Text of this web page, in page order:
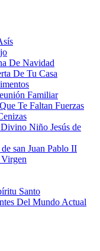
De Navidad
De Tu Casa
Familiar
Te Faltan Fuerzas
Niño Jesús de
san Juan Pablo II
Santo
Del Mundo Actual